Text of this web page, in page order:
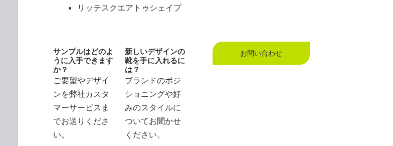
リッテスクエアトゥシェイプ
サンプルはどのよ
うに入手できます
か？
ご要望やデザイ
ンを弊社カスタ
マーサービスま
でお送りくださ
い。
新しいデザインの
靴を手に入れるに
は？
ブランドのポジ
ショニングや好
みのスタイルに
ついてお聞かせ
ください。
お問い合わせ